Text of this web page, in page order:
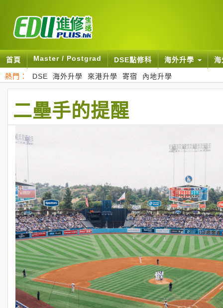
首頁 Master / Postgrad DSE點修科 海外升學
熱門： DSE 海外升學 來港升學 寄宿 內地升學
二壘手的提醒